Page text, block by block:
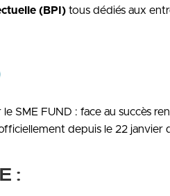
(BPI) tous dédiés aux
SME FUND : face au succès
depuis le 22 janvier
: